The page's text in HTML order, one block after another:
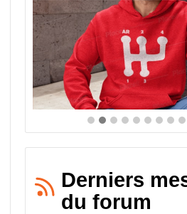
Derniers
du forum